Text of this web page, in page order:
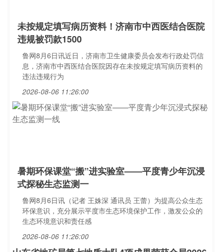
未按规定填写病历资料！济南市中西医结合医院
违规被罚款1500
鲁网8月6日讯近日，济南市卫生健康委员会发布行政处罚信
息，济南市中西医结合医院因存在未按规定填写病历资料的
违法违规行为
2026-08-06 11:26:00
暑期环保课堂“搬”进实验室——平度青少年沉浸
式探秘生态监测一
鲁网8月6日讯（记者 王姝深 通讯员 王蕾）为提高公众生态
环保意识，充分展示平度市生态环境保护工作，激发公众的
生态环境意识和责任感
2026-08-06 11:26:00